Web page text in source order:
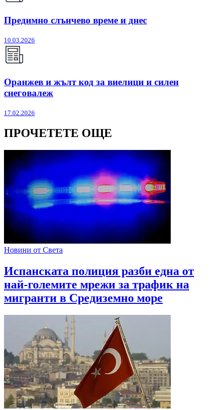
Предимно слънчево време и днес
10.03.2026
Оранжев и жълт код за виелици и силен
снеговалеж
17.02.2026
ПРОЧЕТЕТЕ ОЩЕ
Новини от Света
Испанската полиция разби една от
най-големите мрежи за трафик на
мигранти в Средиземно море